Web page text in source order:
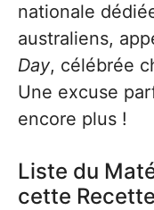
nationale
australiens,
Day, célébrée
Une excuse
encore plus !
Liste du
cette Recette